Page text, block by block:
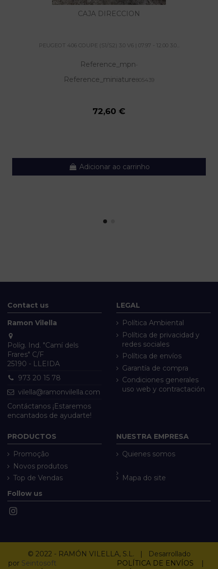
CAJA DIRECCION
PEUGEOT 406 COUPE (S1/S2) 3.0 V6 | 07.97 - 12.00 3.0...
Reference_mpn-
Reference_miniature805439
72,60 €
Adicionar ao carrinho
Contact us
Ramon Vilella
Políg. Ind. "Camí dels
Frares" C/F
25190 - LLEIDA
973 20 15 78
vilella@ramonvilella.com
Contáctanos ¡Estaremos
encantados de ayudarte!
LEGAL
Política Ambiental
Política de privacidad y
redes sociales
Política de envíos
Garantía de compra
Condiciones generales
uso web y contractación
PRODUCTOS
Promoção
Novos produtos
Top de Vendas
NUESTRA EMPRESA
Quienes somos
Mapa do site
Follow us
© 2022 - RAMÓN VILELLA, S.L. | Desarrollado
por Seintosoft POLÍTICA DE ENVÍOS
|